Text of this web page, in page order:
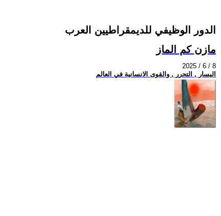
الدور الوظيفي للديمقراطيين العرب
مازن كم الماز
2025 / 6 / 8
اليسار , التحرر , والقوى الانسانية في العالم